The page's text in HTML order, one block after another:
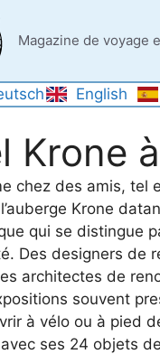
Magazine de voyage
English
Krone
chez des amis, tel
Krone
qui se distingue
Des designers de
architectes de
souvent
à vélo ou à pied
ses 24 objets